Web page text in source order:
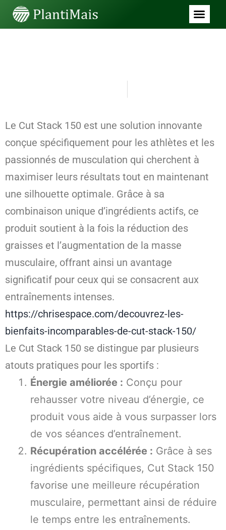
Optimisez votre
Le Cut Stack 150 est une solution innovante
conçue spécifiquement pour les athlètes et les
passionnés de musculation qui cherchent à
maximiser leurs résultats tout en maintenant
une silhouette optimale. Grâce à sa
combinaison unique d’ingrédients actifs, ce
produit soutient à la fois la réduction des
graisses et l’augmentation de la masse
musculaire, offrant ainsi un avantage
significatif pour ceux qui se consacrent aux
entraînements intenses.
https://chrisespace.com/decouvrez-les-
bienfaits-incomparables-de-cut-stack-150/
Le Cut Stack 150 se distingue par plusieurs
atouts pratiques pour les sportifs :
Énergie améliorée : Conçu pour
rehausser votre niveau d’énergie, ce
produit vous aide à vous surpasser lors
de vos séances d’entraînement.
Récupération accélérée : Grâce à ses
ingrédients spécifiques, Cut Stack 150
favorise une meilleure récupération
musculaire, permettant ainsi de réduire
le temps entre les entraînements.